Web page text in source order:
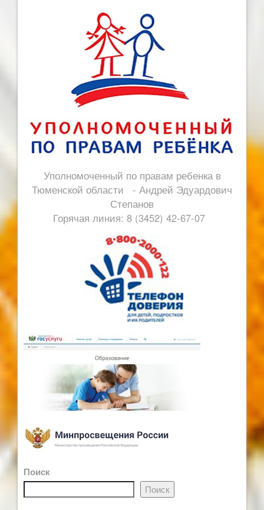
Уполномоченный по правам ребенка в
Тюменской области - Андрей Эдуардович
Степанов
Горячая линия: 8 (3452) 42-67-07
Поиск
Поиск